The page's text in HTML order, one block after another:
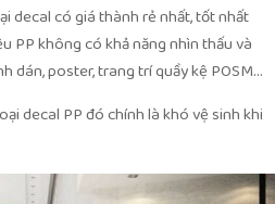
decal có giá thành rẻ nhất, tốt nhất
PP không có khả năng nhìn thấu và
poster, trang trí quầy kệ POSM…
decal PP đó chính là khó vệ sinh khi